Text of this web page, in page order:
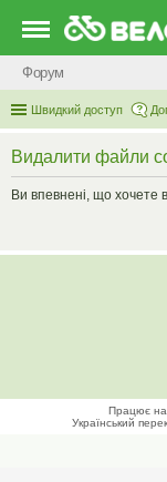
Форум
Швидкий доступ
Видалити файли
Ви впевнені, що хочете
Працює на
Український